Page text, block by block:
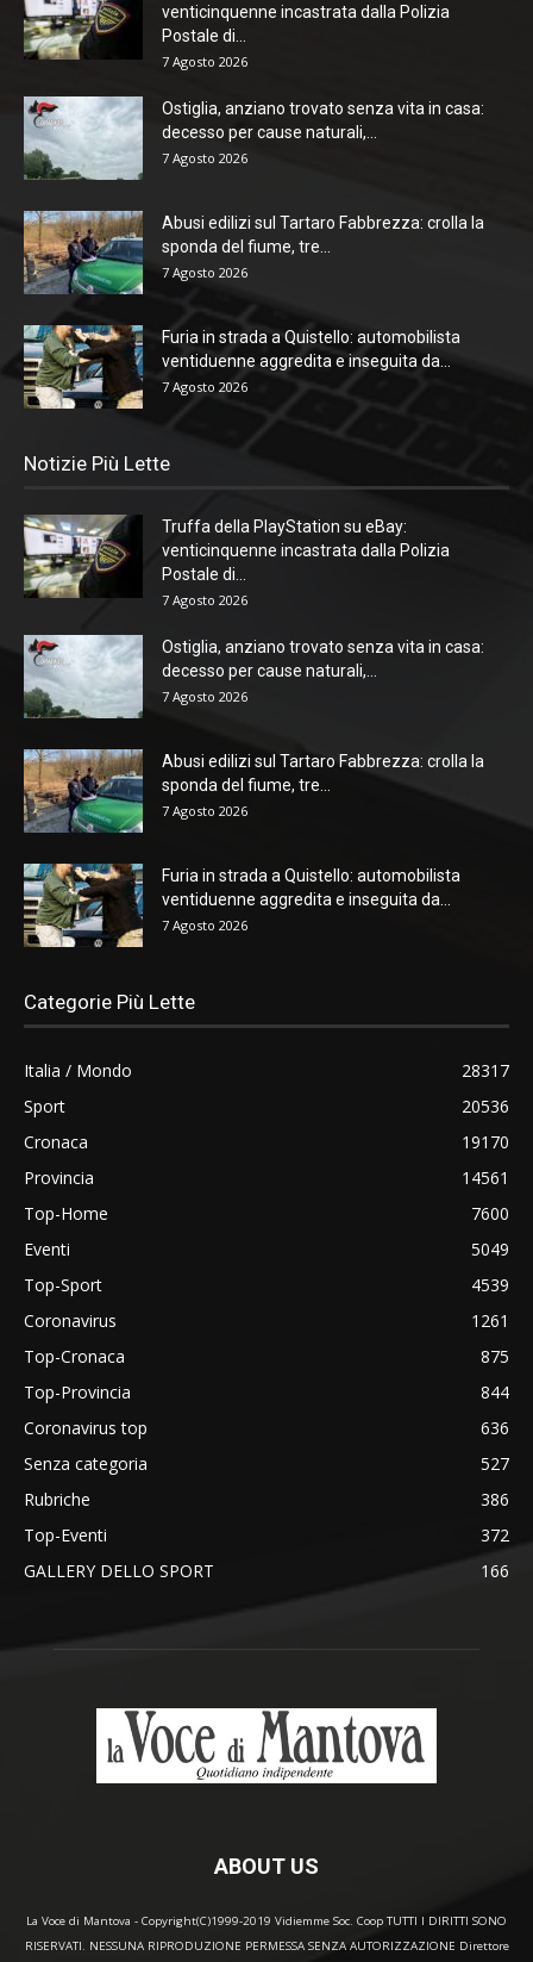
venticinquenne incastrata dalla Polizia
Postale di...
7 Agosto 2026
Ostiglia, anziano trovato senza vita in casa:
decesso per cause naturali,...
7 Agosto 2026
Abusi edilizi sul Tartaro Fabbrezza: crolla la
sponda del fiume, tre...
7 Agosto 2026
Furia in strada a Quistello: automobilista
ventiduenne aggredita e inseguita da...
7 Agosto 2026
Notizie Più Lette
Truffa della PlayStation su eBay:
venticinquenne incastrata dalla Polizia
Postale di...
7 Agosto 2026
Ostiglia, anziano trovato senza vita in casa:
decesso per cause naturali,...
7 Agosto 2026
Abusi edilizi sul Tartaro Fabbrezza: crolla la
sponda del fiume, tre...
7 Agosto 2026
Furia in strada a Quistello: automobilista
ventiduenne aggredita e inseguita da...
7 Agosto 2026
Categorie Più Lette
Italia / Mondo
28317
Sport
20536
Cronaca
19170
Provincia
14561
Top-Home
7600
Eventi
5049
Top-Sport
4539
Coronavirus
1261
Top-Cronaca
875
Top-Provincia
844
Coronavirus top
636
Senza categoria
527
Rubriche
386
Top-Eventi
372
GALLERY DELLO SPORT
166
ABOUT US
La Voce di Mantova - Copyright(C)1999-2019 Vidiemme Soc. Coop TUTTI I DIRITTI SONO
RISERVATI. NESSUNA RIPRODUZIONE PERMESSA SENZA AUTORIZZAZIONE Direttore